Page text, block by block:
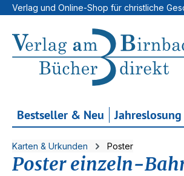
Hauptinhalt springen
Zur Suche springen
Zur Hauptnavigation springen
Verlag und Online-Shop für christliche
Bestseller & Neu Jahreslosung
Karten & Urkunden Poster
Poster einzeln-